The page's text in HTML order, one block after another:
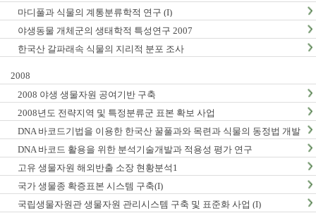
마디풀과 식물의 계통분류학적 연구 (I)
야생동물 개체군의 생태학적 특성연구 2007
한국산 갈파래속 식물의 지리적 분포 조사
2008
2008 야생 생물자원 공여기반 구축
2008년도 전략지역 및 특정분류군 표본 확보 사업
DNA 바코드기법을 이용한 한국산 꿀풀과와 목련과 식물의 동정법 개발
: I. 꿀풀과
DNA 바코드 활용을 위한 분석기술개발과 적용성 평가 연구
고유 생물자원 해외반출 소장 현황분석1
국가 생물종 확증표본 시스템 구축(I)
국립생물자원관 생물자원 관리시스템 구축 및 표준화 사업 (I)